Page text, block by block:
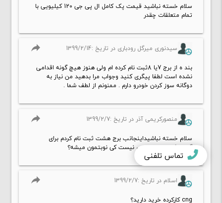
تماس تلفنی
سلام خسته نباشید قیمت پک کامل ال پی جی 120 کیلیویی با
تمام متعلقات چقدر
سیدنوری میرگل رودباری در تاریخ :1399/2/14 reply
بند ه از برج 7یا 8ثبت نام کرده ام ولی هنوز هیچ گونه اقدامی
نشده است لطفا پیگری کنید وجواب مرا بدهید من نیاز به
دوگانه سوز کردن خودرو دارم . ممنونم از لطف شما .
منصورکریمی آذر در تاریخ :1399/2/7 reply
سلام خسته نباشیداینجانب برج هشت ثبت نام کردم برای
گازسوزکردن هموزخبری نیست کی نوبتمون میشه؟
اسلام در تاریخ :1399/2/7 reply
cng کارکرده خرید دارید؟